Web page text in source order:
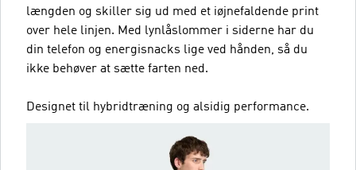
længden og skiller sig ud med et iøjnefaldende print
over hele linjen. Med lynlåslommer i siderne har du
din telefon og energisnacks lige ved hånden, så du
ikke behøver at sætte farten ned.
Designet til hybridtræning og alsidig performance.